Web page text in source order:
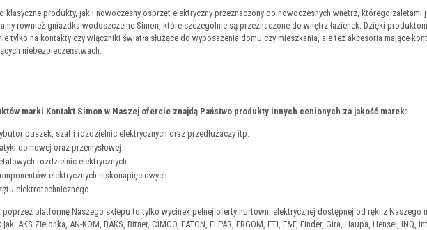
klasyczne produkty, jak i nowoczesny osprzęt elektryczny przeznaczony do nowoczesnych wnętrz, którego zaletami
również gniazdka wodoszczelne Simon, które szczególnie są przeznaczone do wnętrz łazienek. Dzięki
tylko na kontakty czy włączniki światła służące do wyposażenia domu czy mieszkania, ale też akcesoria mające
niebezpieczeństwach.
marki Kontakt Simon w Naszej ofercie znajdą Państwo produkty innych cenionych za jakość marek:
puszek, szaf i rozdzielnic elektrycznych oraz przedłużaczy itp.
domowej oraz przemysłowej
rozdzielnic elektrycznych
elektrycznych niskonapięciowych
elektrotechnicznego
platformę Naszego sklepu to tylko wycinek pełnej oferty hurtowni elektrycznej dostępnej od ręki z Naszego
AKS Zielonka, AN-KOM, BAKS, Bitner, CIMCO, EATON, ELPAR, ERGOM, ETI, F&F, Finder, Gira, Haupa, Hensel, INQ,